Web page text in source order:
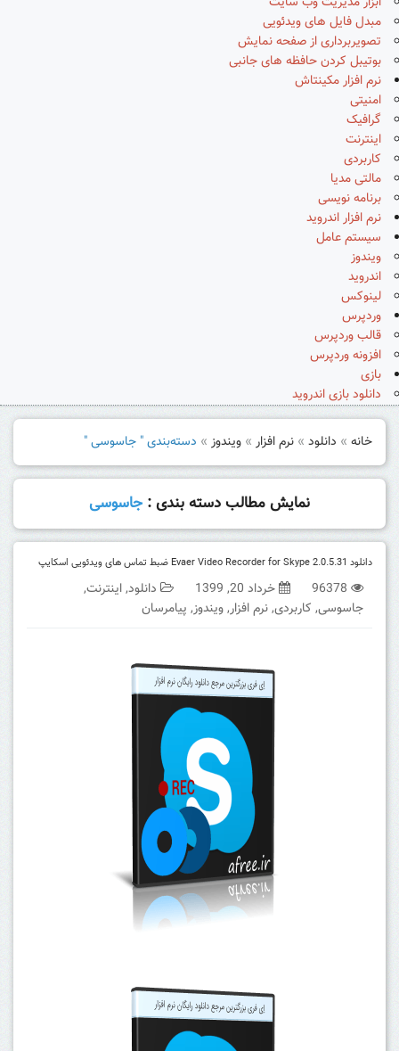
مبدل فایل های ویدئویی
تصویربرداری از صفحه نمایش
بوتیبل کردن حافظه های جانبی
نرم افزار مکینتاش
امنیتی
گرافیک
اینترنت
کاربردی
مالتی مدیا
برنامه نویسی
نرم افزار اندروید
سیستم عامل
ویندوز
اندروید
لینوکس
وردپرس
قالب وردپرس
افزونه وردپرس
بازی
دانلود بازی اندروید
خانه » دانلود » نرم افزار » ویندوز » دسته‌بندی " جاسوسی "
نمایش مطالب دسته بندی : جاسوسی
دانلود Evaer Video Recorder for Skype 2.0.5.31 ضبط تماس های ویدئویی اسکایپ
96378 خرداد 20, 1399 دانلود,اینترنت,
جاسوسی, کاربردی,نرم افزار,ویندوز, پیامرسان